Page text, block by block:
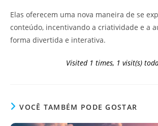
Elas oferecem uma nova maneira de se
conteúdo, incentivando a criatividade e a
forma divertida e interativa.
Visited 1 times, 1 visit(s)
VOCÊ TAMBÉM PODE GOSTAR